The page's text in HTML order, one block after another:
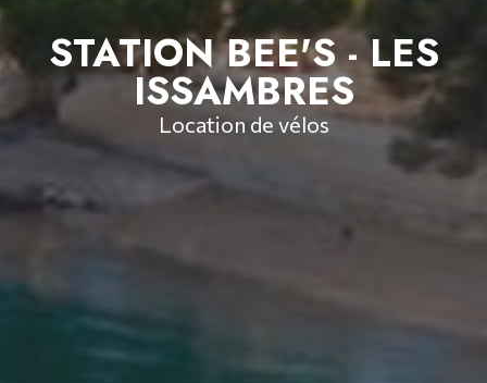
STATION BEE'S - LES
ISSAMBRES
Location de vélos